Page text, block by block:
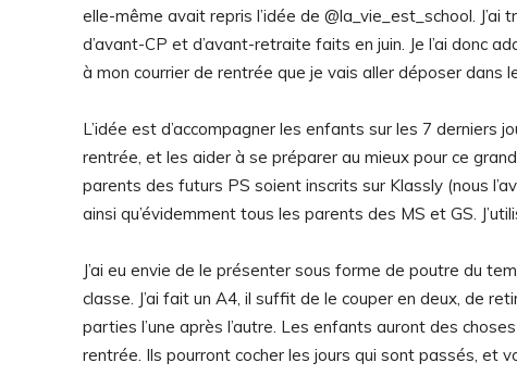
elle-même avait repris l’idée de @la_vie_est_school.
d’avant-CP et d’avant-retraite faits en juin. Je l’ai donc
à mon courrier de rentrée que je vais aller déposer dans
L’idée est d’accompagner les enfants sur les 7 derniers
rentrée, et les aider à se préparer au mieux pour ce
parents des futurs PS soient inscrits sur Klassly (nous
ainsi qu’évidemment tous les parents des MS et GS.
J’ai eu envie de le présenter sous forme de poutre du
classe. J’ai fait un A4, il suffit de le couper en deux, de
parties l’une après l’autre. Les enfants auront des
rentrée. Ils pourront cocher les jours qui sont passés, et